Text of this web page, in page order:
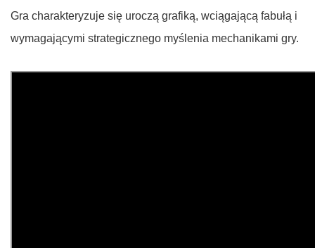
Gra charakteryzuje się uroczą grafiką, wciągającą fabułą i
wymagającymi strategicznego myślenia mechanikami gry.